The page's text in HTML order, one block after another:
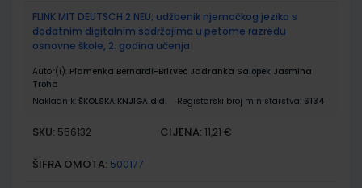
FLINK MIT DEUTSCH 2 NEU; udžbenik njemačkog jezika s
dodatnim digitalnim sadržajima u petome razredu
osnovne škole, 2. godina učenja
Autor(i): Plamenka Bernardi-Britvec Jadranka Salopek Jasmina
Troha
Nakladnik: ŠKOLSKA KNJIGA d.d. Registarski broj ministarstva: 6134
SKU: 556132 CIJENA: 11,21 €
ŠIFRA OMOTA: 500177